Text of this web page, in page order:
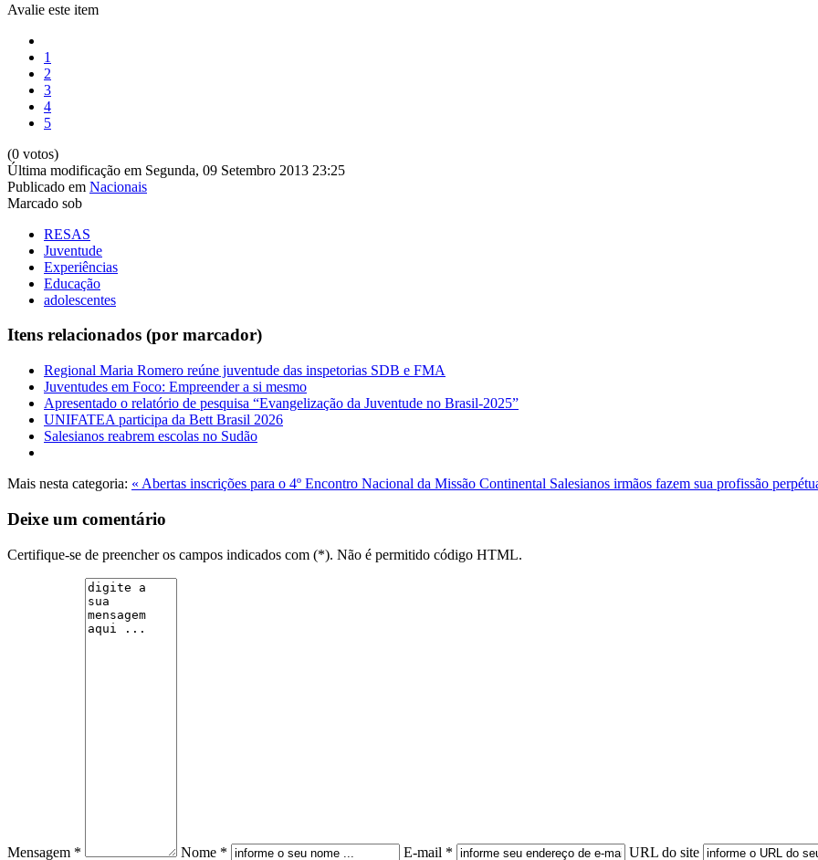
Avalie este item
1
2
3
4
5
(0 votos)
Última modificação em Segunda, 09 Setembro 2013 23:25
Publicado em Nacionais
Marcado sob
RESAS
Juventude
Experiências
Educação
adolescentes
Itens relacionados (por marcador)
Regional Maria Romero reúne juventude das inspetorias SDB e FMA
Juventudes em Foco: Empreender a si mesmo
Apresentado o relatório de pesquisa “Evangelização da Juventude no Brasil-2025”
UNIFATEA participa da Bett Brasil 2026
Salesianos reabrem escolas no Sudão
Mais nesta categoria: « Abertas inscrições para o 4º Encontro Nacional da Missão Continental Salesianos irmãos fazem sua profissão
Deixe um comentário
Certifique-se de preencher os campos indicados com (*). Não é permitido código HTML.
Mensagem * Nome * E-mail * URL do site